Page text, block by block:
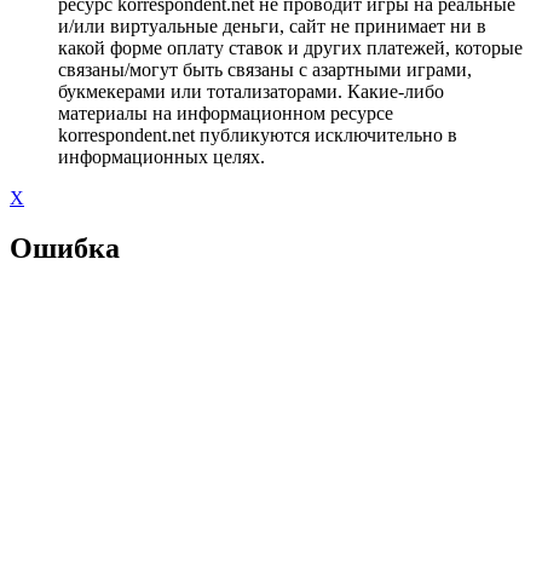
и/или виртуальные деньги, сайт не принимает ни в
какой форме оплату ставок и других платежей, которые
связаны/могут быть связаны с азартными играми,
букмекерами или тотализаторами. Какие-либо
материалы на информационном ресурсе
korrespondent.net публикуются исключительно в
информационных целях.
X
Ошибка